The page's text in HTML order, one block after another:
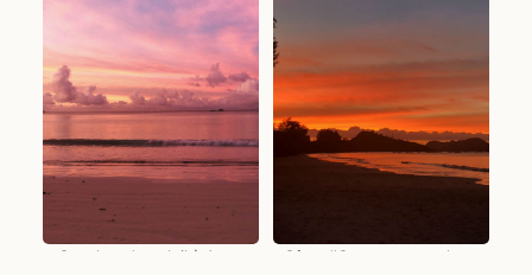
Coucher de soleil à Anse
Côte d'Or et ses couchers